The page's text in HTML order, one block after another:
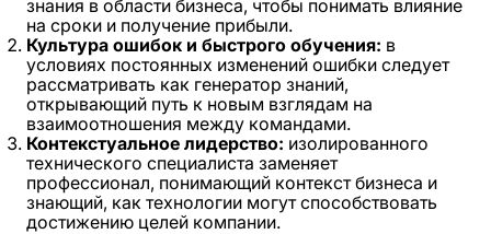
знания в области бизнеса, чтобы понимать влияние
на сроки и получение прибыли.
Культура ошибок и быстрого обучения: в
условиях постоянных изменений ошибки следует
рассматривать как генератор знаний,
открывающий путь к новым взглядам на
взаимоотношения между командами.
Контекстуальное лидерство: изолированного
технического специалиста заменяет
профессионал, понимающий контекст бизнеса и
знающий, как технологии могут способствовать
достижению целей компании.